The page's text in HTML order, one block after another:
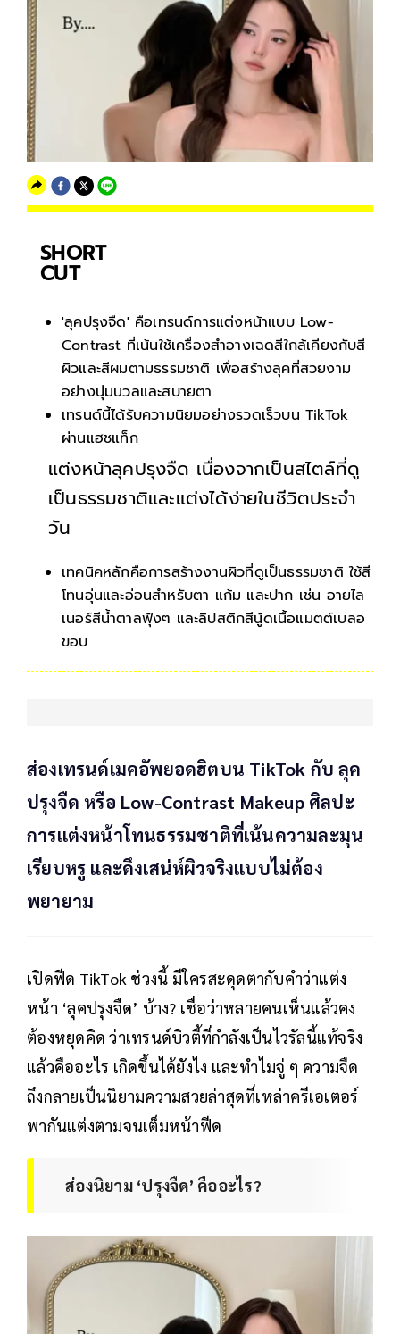
SHORT
CUT
'ลุคปรุงจืด' คือเทรนด์การแต่งหน้าแบบ Low-
Contrast ที่เน้นใช้เครื่องสำอางเฉดสีใกล้เคียงกับสี
ผิวและสีผมตามธรรมชาติ เพื่อสร้างลุคที่สวยงาม
อย่างนุ่มนวลและสบายตา
เทรนด์นี้ได้รับความนิยมอย่างรวดเร็วบน TikTok
ผ่านแฮชแท็ก
แต่งหน้าลุคปรุงจืด เนื่องจากเป็นสไตล์ที่ดู
เป็นธรรมชาติและแต่งได้ง่ายในชีวิตประจำ
วัน
เทคนิคหลักคือการสร้างงานผิวที่ดูเป็นธรรมชาติ ใช้สี
โทนอุ่นและอ่อนสำหรับตา แก้ม และปาก เช่น อายไล
เนอร์สีน้ำตาลฟุ้งๆ และลิปสติกสีนู้ดเนื้อแมตต์เบลอ
ขอบ
ส่องเทรนด์เมคอัพยอดฮิตบน TikTok กับ ลุค
ปรุงจืด หรือ Low-Contrast Makeup ศิลปะ
การแต่งหน้าโทนธรรมชาติที่เน้นความละมุน
เรียบหรู และดึงเสน่ห์ผิวจริงแบบไม่ต้อง
พยายาม
เปิดฟีด TikTok ช่วงนี้ มีใครสะดุดตากับคำว่าแต่ง
หน้า ‘ลุคปรุงจืด’ บ้าง? เชื่อว่าหลายคนเห็นแล้วคง
ต้องหยุดคิด ว่าเทรนด์บิวตี้ที่กำลังเป็นไวรัลนี้แท้จริง
แล้วคืออะไร เกิดขึ้นได้ยังไง และทำไมจู่ ๆ ความจืด
ถึงกลายเป็นนิยามความสวยล่าสุดที่เหล่าครีเอเตอร์
พากันแต่งตามจนเต็มหน้าฟีด
ส่องนิยาม ‘ปรุงจืด’ คืออะไร?